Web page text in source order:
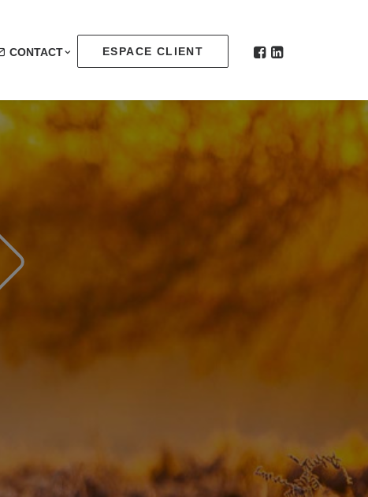
CONTACT ESPACE CLIENT